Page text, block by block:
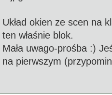
Układ okien ze scen na
ten właśnie blok.
Mała uwago-prośba :)
na pierwszym